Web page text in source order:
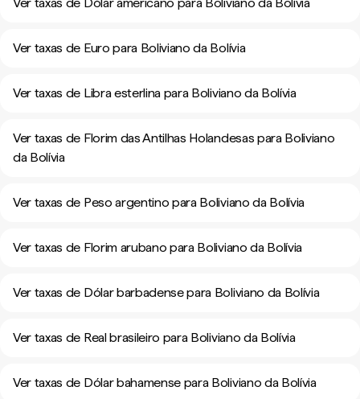
Ver taxas de Euro para Boliviano da Bolívia
Ver taxas de Libra esterlina para Boliviano da Bolívia
Ver taxas de Florim das Antilhas Holandesas para Boliviano
da Bolívia
Ver taxas de Peso argentino para Boliviano da Bolívia
Ver taxas de Florim arubano para Boliviano da Bolívia
Ver taxas de Dólar barbadense para Boliviano da Bolívia
Ver taxas de Real brasileiro para Boliviano da Bolívia
Ver taxas de Dólar bahamense para Boliviano da Bolívia